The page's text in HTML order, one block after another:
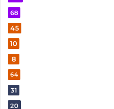
68
45
10
8
64
31
20